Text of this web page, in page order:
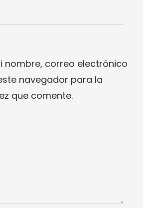
nombre, correo electrónico
navegador para la
que comente.